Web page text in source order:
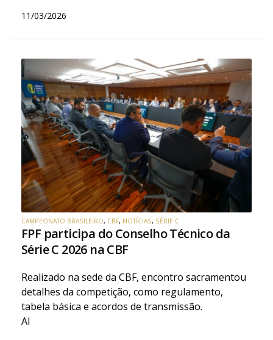
11/03/2026
CAMPEONATO BRASILEIRO, CBF, NOTÍCIAS, SÉRIE C
FPF participa do Conselho Técnico da
Série C 2026 na CBF
Realizado na sede da CBF, encontro sacramentou
detalhes da competição, como regulamento,
tabela básica e acordos de transmissão.
AI